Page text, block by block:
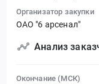
Организатор закупки
ОАО "6 арсенал"
Анализ
Окончание (МСК)